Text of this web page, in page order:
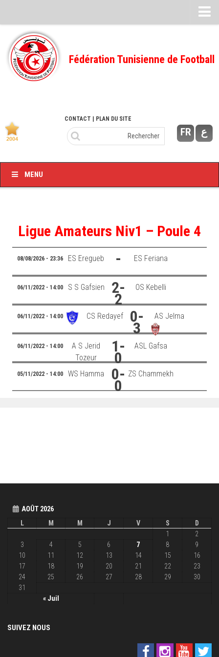
Feuille de match
FMI – 2022/2023
Ligue I – 2022/2023
Ligue I – 2020/2021
Ligue I – 2019/2020
–Ligue II-
–Ligue I–
–Ligue II–
Fédération Tunisienne de Football
FR ع
CONTACT | PLAN DU SITE
MENU
Ligue Amateurs Niv1 – Poule 4
08/08/2026 - 23:36 ES Eregueb - ES Feriana
06/11/2022 - 14:00 S S Gafsien 2-
2
OS Kebelli
06/11/2022 - 14:00 CS Redayef 0-
3
AS Jelma
06/11/2022 - 14:00
A S Jerid
Tozeur
1-
0
ASL Gafsa
05/11/2022 - 14:00 WS Hamma 0-
0
ZS Chammekh
AOÛT 2026
L
M M J V S D
« Juil
1
2
3
4 5 6 7 8
9
10
11 12 13 14 15
16
17
18 19 20 21 22
23
24
25 26 27 28 29
30
31
SUIVEZ NOUS